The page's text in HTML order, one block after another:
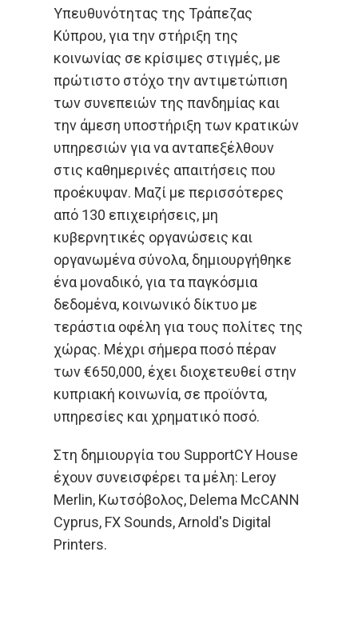
Υπευθυνότητας της Τράπεζας
Κύπρου, για την στήριξη της
κοινωνίας σε κρίσιμες στιγμές, με
πρώτιστο στόχο την αντιμετώπιση
των συνεπειών της πανδημίας και
την άμεση υποστήριξη των κρατικών
υπηρεσιών για να ανταπεξέλθουν
στις καθημερινές απαιτήσεις που
προέκυψαν. Μαζί με περισσότερες
από 130 επιχειρήσεις, μη
κυβερνητικές οργανώσεις και
οργανωμένα σύνολα, δημιουργήθηκε
ένα μοναδικό, για τα παγκόσμια
δεδομένα, κοινωνικό δίκτυο με
τεράστια οφέλη για τους πολίτες της
χώρας. Μέχρι σήμερα ποσό πέραν
των €650,000, έχει διοχετευθεί στην
κυπριακή κοινωνία, σε προϊόντα,
υπηρεσίες και χρηματικό ποσό.
Στη δημιουργία του SupportCY House
έχουν συνεισφέρει τα μέλη: Leroy
Merlin, Κωτσόβολος, Delema McCANN
Cyprus, FX Sounds, Arnold's Digital
Printers.